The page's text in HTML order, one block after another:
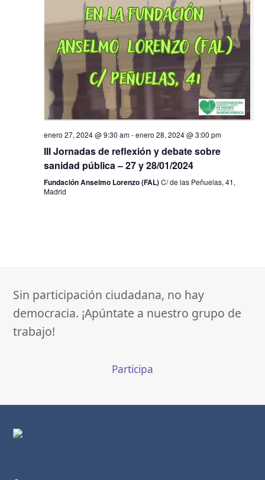
enero 27, 2024 @ 9:30 am-enero 28, 2024 @ 3:00 pm
III Jornadas de reflexión y debate sobre
sanidad pública – 27 y 28/01/2024
Fundación Anselmo Lorenzo (FAL)C/ de las Peñuelas, 41,
Madrid
Sin participación ciudadana, no hay
democracia. ¡Apúntate a nuestro grupo de
trabajo!
Participa